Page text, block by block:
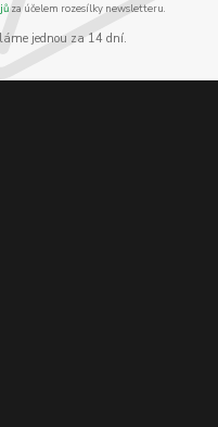
za účelem rozesílky newsletteru.
jednou za 14 dní.